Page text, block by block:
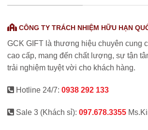
CÔNG TY TRÁCH NHIỆM HỮU HẠN
GCK GIFT là thương hiệu chuyên cung
cao cấp, mang đến chất lượng, sự tận
trải nghiệm tuyệt vời cho khách hàng.
Hotline 24/7: 0938 292 133
Sale 3 (Khách sỉ): 097.678.3355